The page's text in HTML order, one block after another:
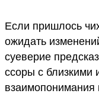
Если пришлось
ожидать
суеверие
ссоры с близкими
взаимопонимания